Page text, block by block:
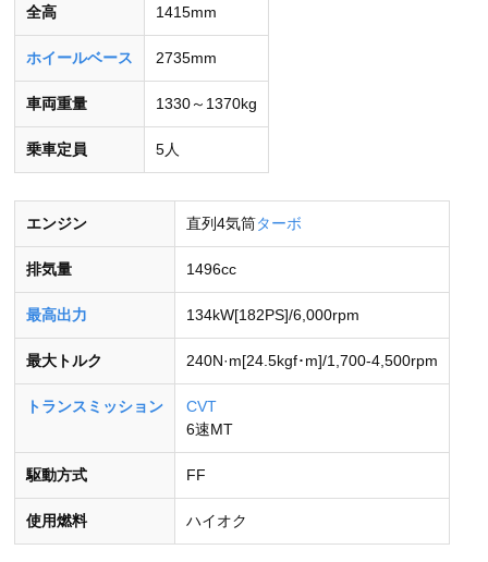
全高 1415mm
ホイールベース 2735mm
車両重量 1330～1370kg
乗車定員 5人
エンジン 直列4気筒ターボ
排気量 1496cc
最高出力 134kW[182PS]/6,000rpm
最大トルク 240N·m[24.5kgf･m]/1,700-4,500rpm
トランスミッション
CVT
6速MT
駆動方式 FF
使用燃料 ハイオク